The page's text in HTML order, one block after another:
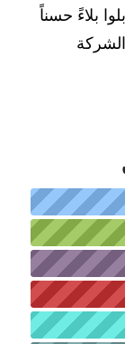
بلاءً حسناً